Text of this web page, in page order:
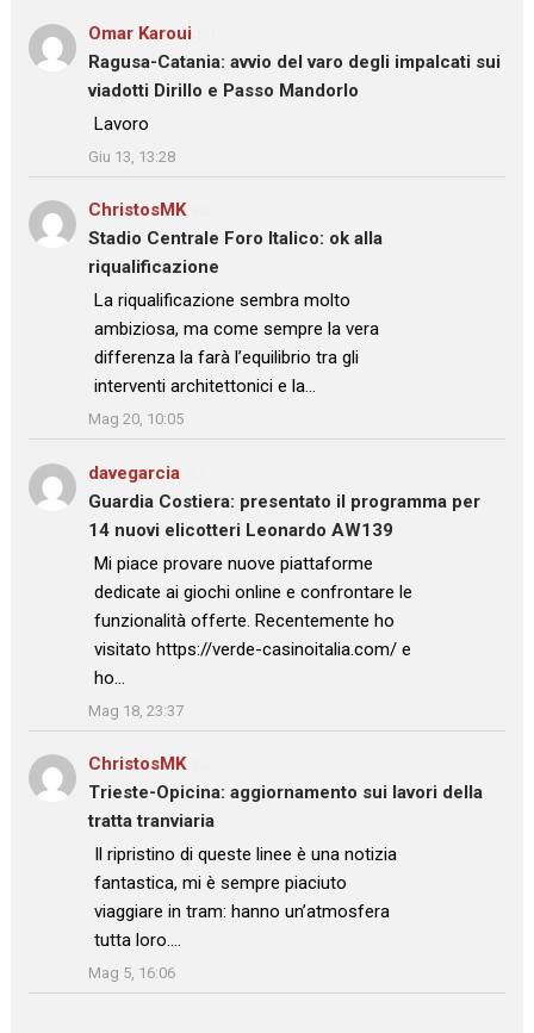
Omar Karoui
Ragusa-Catania: avvio del varo degli impalcati sui
viadotti Dirillo e Passo Mandorlo
: “Lavoro
”
Giu 13, 13:28
ChristosMKsu
Stadio Centrale Foro Italico: ok alla
riqualificazione
: “La riqualificazione sembra molto
ambiziosa, ma come sempre la vera
differenza la farà l’equilibrio tra gli
interventi architettonici e la…
”
Mag 20, 10:05
davegarcia
Guardia Costiera: presentato il programma per
14 nuovi elicotteri Leonardo AW139
: “
Mi piace provare nuove piattaforme
dedicate ai giochi online e confrontare le
funzionalità offerte. Recentemente ho
visitato https://verde-casinoitalia.com/ e
ho…
”
Mag 18, 23:37
ChristosMKsu
Trieste-Opicina: aggiornamento sui lavori della
tratta tranviaria
: “
Il ripristino di queste linee è una notizia
fantastica, mi è sempre piaciuto
viaggiare in tram: hanno un’atmosfera
tutta loro.…
”
Mag 5, 16:06